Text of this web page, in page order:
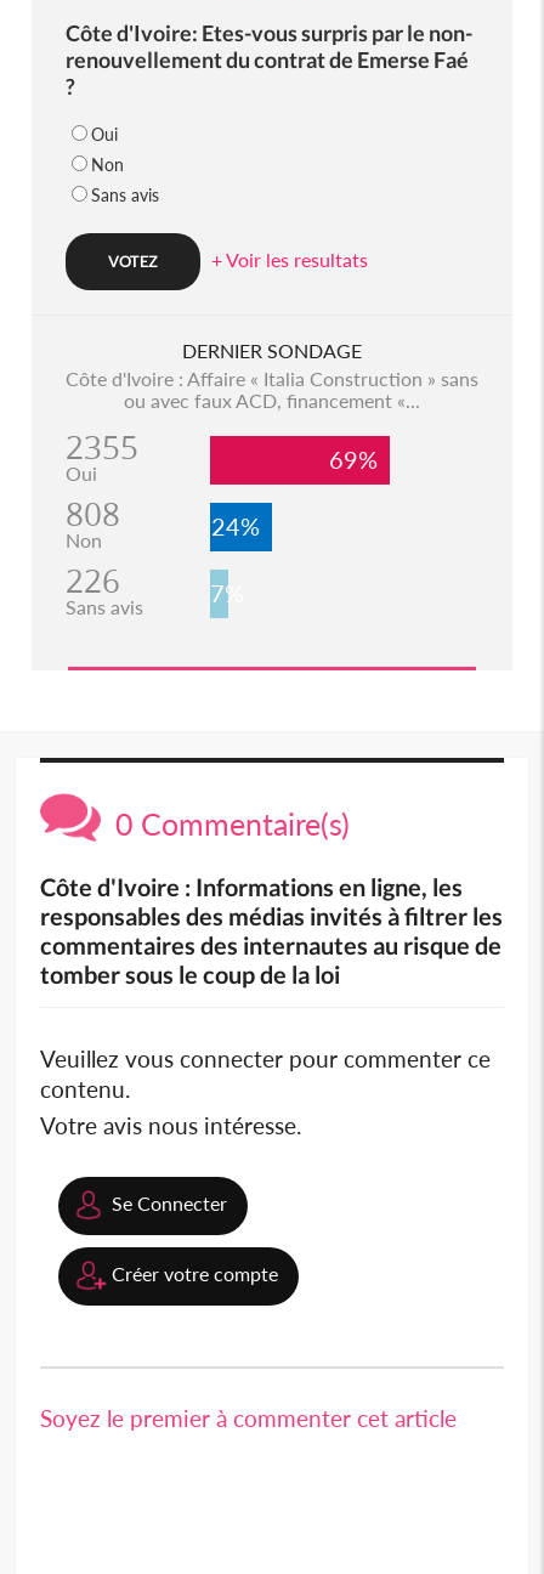
Côte d'Ivoire: Etes-vous surpris par le non-
renouvellement du contrat de Emerse Faé
?
Oui
Non
Sans avis
+ Voir les resultats
DERNIER SONDAGE
Côte d'Ivoire : Affaire « Italia Construction » sans
ou avec faux ACD, financement «...
2355
Oui 69%
808
Non 24%
226
Sans avis 7%
0 Commentaire(s)
Côte d'Ivoire : Informations en ligne, les
responsables des médias invités à filtrer les
commentaires des internautes au risque de
tomber sous le coup de la loi
Veuillez vous connecter pour commenter ce
contenu.
Votre avis nous intéresse.
Se Connecter
Créer votre compte
Soyez le premier à commenter cet article